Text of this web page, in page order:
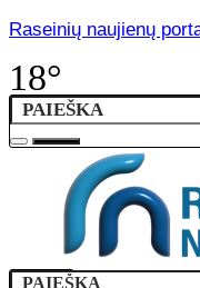
Raseinių naujienų
18°